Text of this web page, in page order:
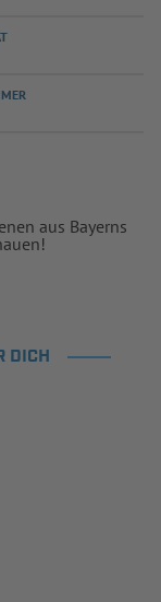
aus Bayerns
DICH